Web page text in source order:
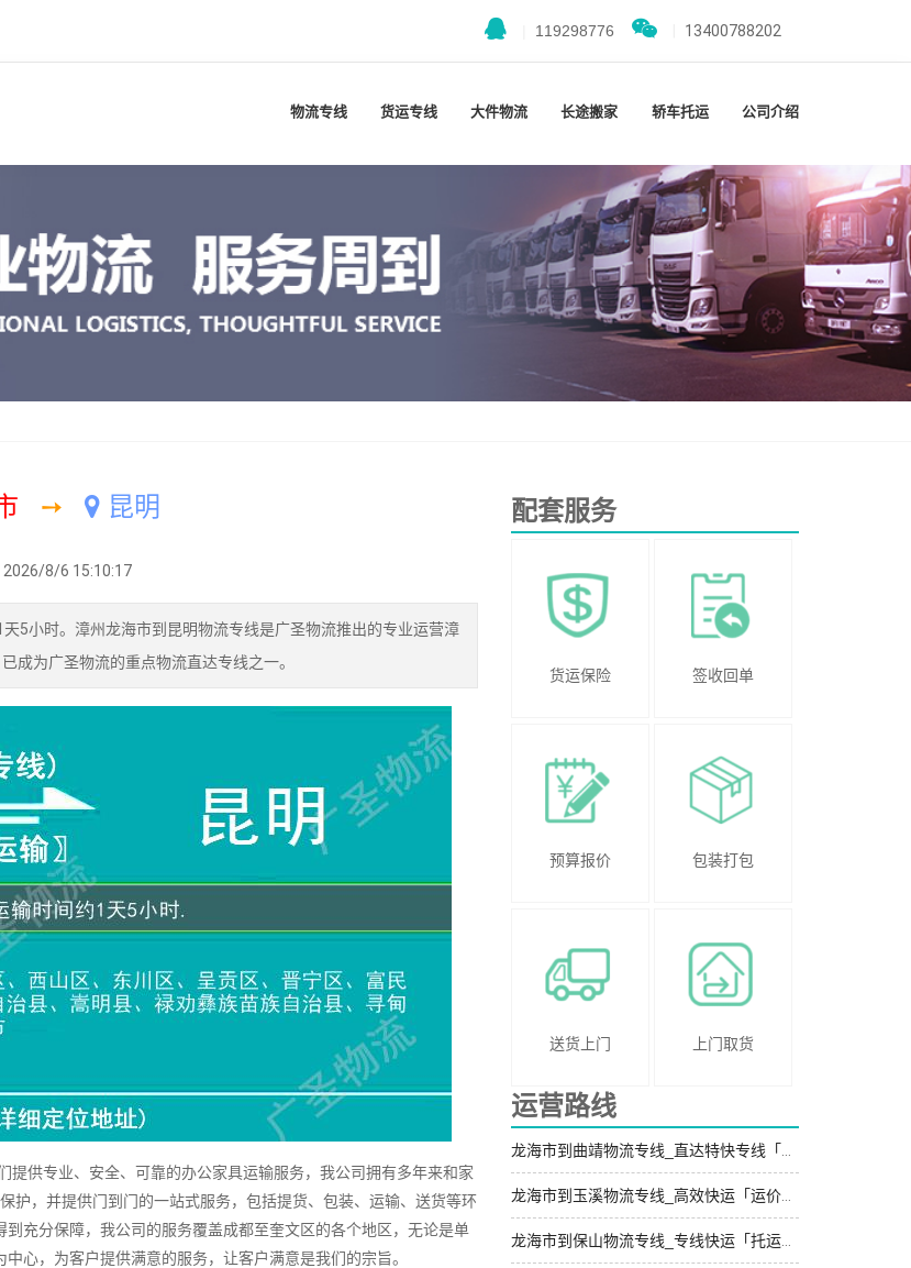
119298776 13400788202
物流专线 货运专线 大件物流 长途搬家 轿车托运 公司介绍
➙ 昆明
2026/8/6 15:10:17
5小时。漳州龙海市到昆明物流专线是广圣物流推出的专业运营漳
成为广圣物流的重点物流直达专线之一。
供专业、安全、可靠的办公家具运输服务，我公司拥有多年来和家
护，并提供门到门的一站式服务，包括提货、包装、运输、送货等环
充分保障，我公司的服务覆盖成都至奎文区的各个地区，无论是单
心，为客户提供满意的服务，让客户满意是我们的宗旨。
配套服务
货运保险 签收回单
预算报价 包装打包
送货上门 上门取货
运营路线
龙海市到曲靖物流专线_直达特快专线「收费标准」
龙海市到玉溪物流专线_高效快运「运价行情」
龙海市到保山物流专线_专线快运「托运放心」